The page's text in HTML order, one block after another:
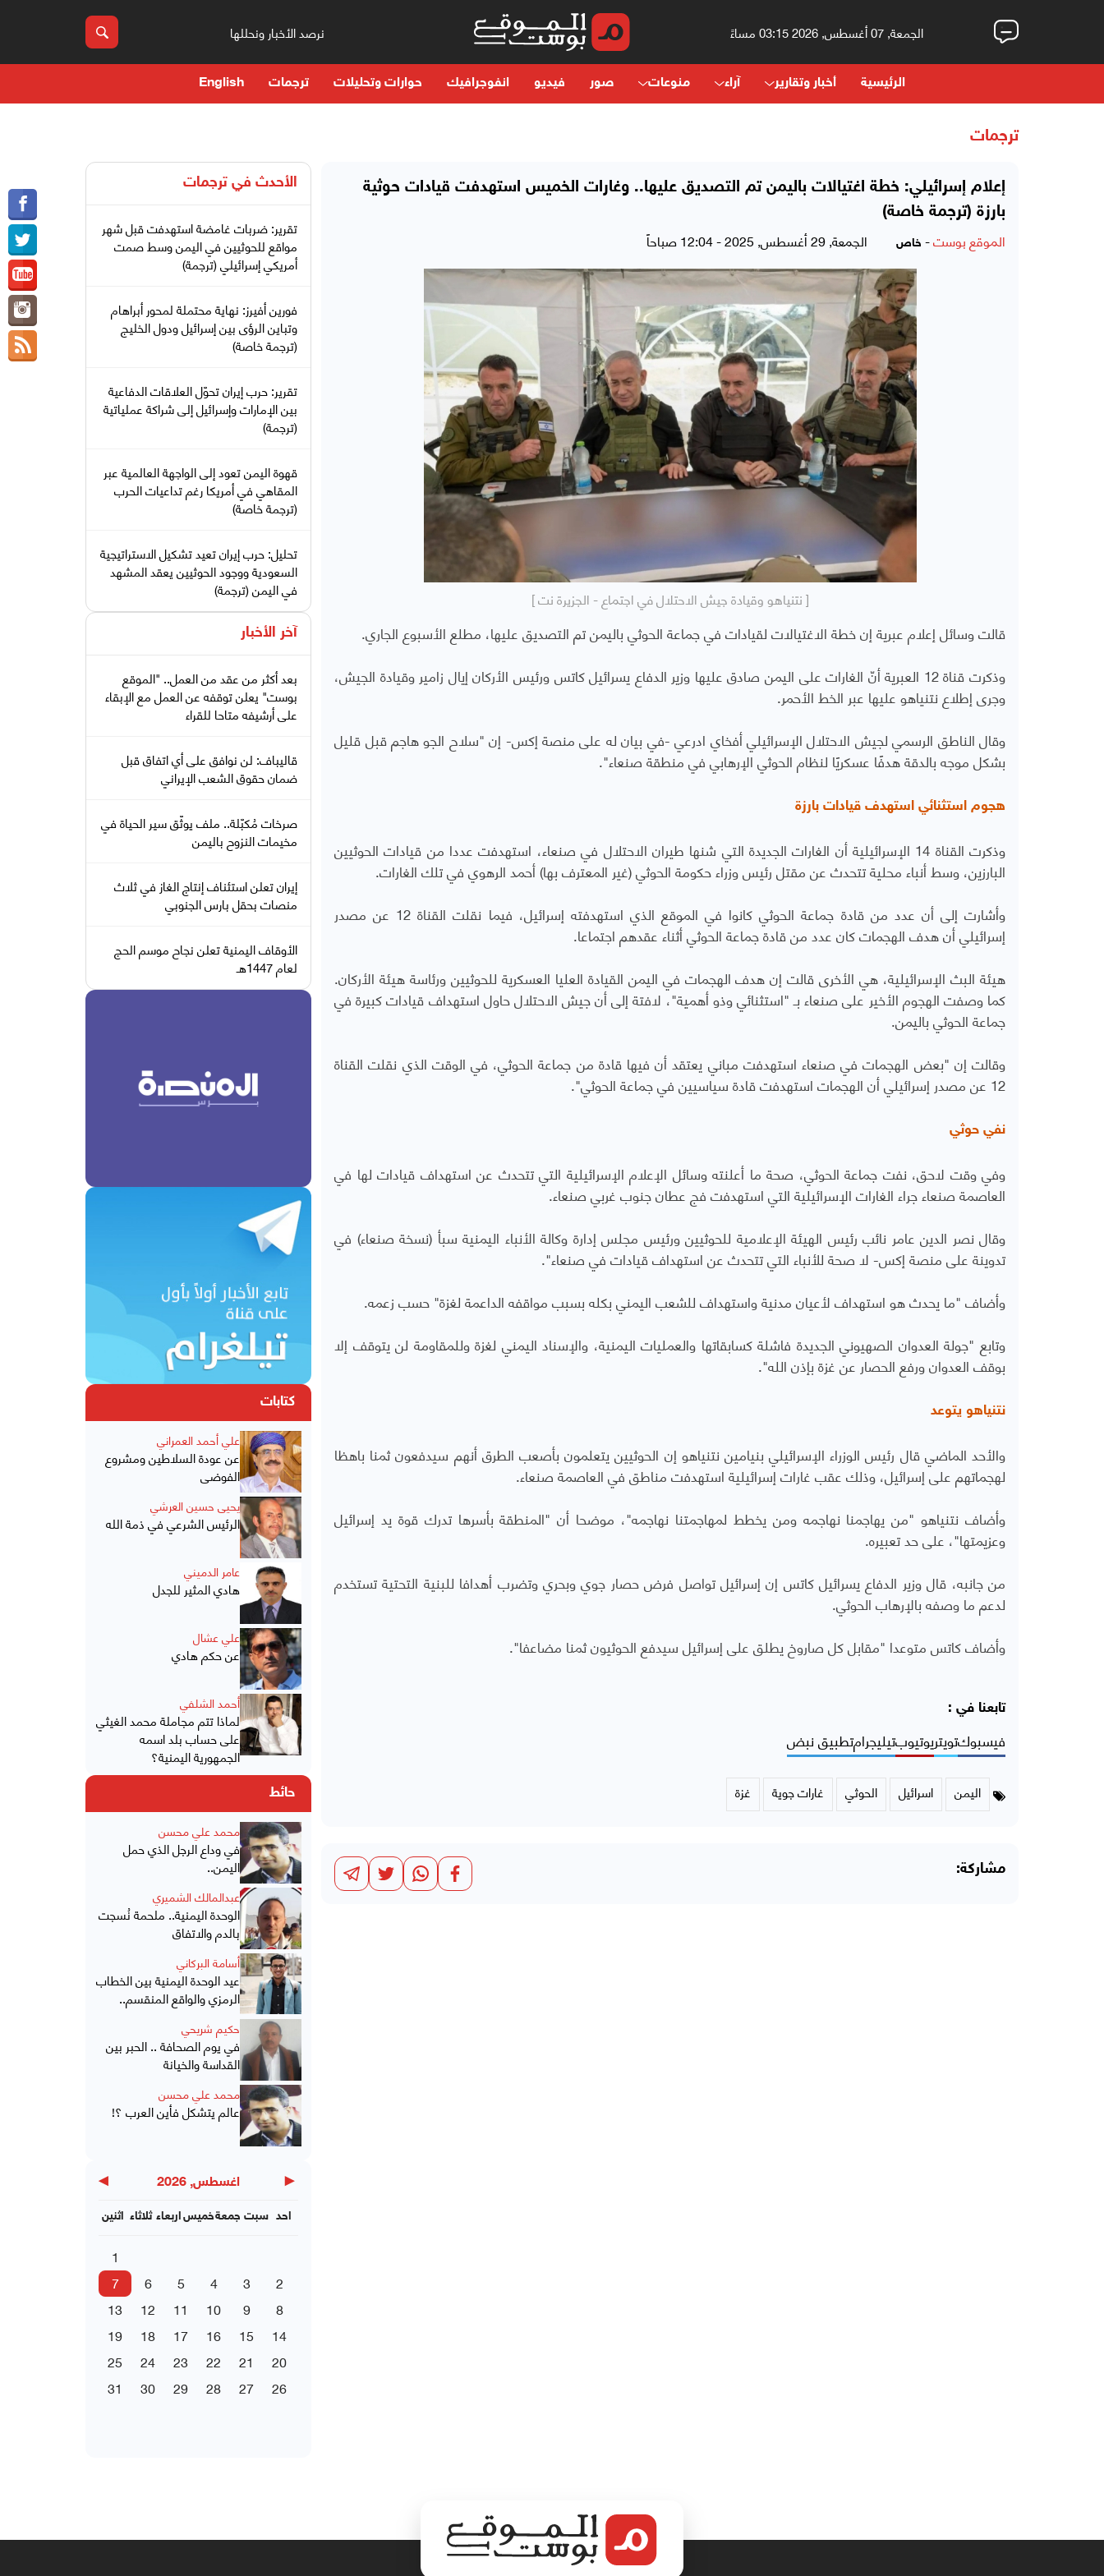
الجمعة, 07 أغسطس, 2026 03:15 مساءً نرصد الأخبار ونحللها
الرئيسية أخبار وتقارير آراء منوعات صور فيديو انفوجرافيك حوارات وتحليلات ترجمات English
ترجمات
إعلام إسرائيلي: خطة اغتيالات باليمن تم التصديق عليها.. وغارات الخميس استهدفت قيادات حوثية
بارزة (ترجمة خاصة)
الموقع بوست- خاص الجمعة, 29 أغسطس, 2025 - 12:04 صباحاً
[ نتنياهو وقيادة جيش الاحتلال في اجتماع - الجزيرة نت ]
قالت وسائل إعلام عبرية إن خطة الاغتيالات لقيادات في جماعة الحوثي باليمن تم التصديق عليها، مطلع الأسبوع الجاري.
وذكرت قناة 12 العبرية أنّ الغارات على اليمن صادق عليها وزير الدفاع يسرائيل كاتس ورئيس الأركان إيال زامير وقيادة الجيش،
وجرى إطلاع نتنياهو عليها عبر الخط الأحمر.
وقال الناطق الرسمي لجيش الاحتلال الإسرائيلي أفخاي ادرعي -في بيان له على منصة إكس- إن "سلاح الجو هاجم قبل قليل
بشكل موجه بالدقة هدفًا عسكريًا لنظام الحوثي الإرهابي في منطقة صنعاء".
هجوم استثنائي استهدف قيادات بارزة
وذكرت القناة 14 الإسرائيلية أن الغارات الجديدة التي شنها طيران الاحتلال في صنعاء، استهدفت عددا من قيادات الحوثيين
البارزين،وسط أنباء محلية تتحدث عن مقتل رئيس وزراء حكومة الحوثي (غير المعترف بها) أحمد الرهوي في تلك الغارات.
وأشارت إلى أن عدد من قادة جماعة الحوثي كانوا في الموقع الذي استهدفته إسرائيل، فيما نقلت القناة 12 عن مصدر
إسرائيلي أن هدف الهجمات كان عدد من قادة جماعة الحوثي أثناء عقدهم اجتماعا.
هيئة البث الإسرائيلية، هي الأخرى قالت إن هدف الهجمات في اليمن القيادة العليا العسكرية للحوثيين ورئاسة هيئة الأركان.
كما وصفت الهجوم الأخير على صنعاء بـ "استثنائي وذو أهمية"، لافتة إلى أن جيش الاحتلال حاول استهداف قيادات كبيرة في
جماعة الحوثي باليمن.
وقالت إن "بعض الهجمات في صنعاء استهدفت مباني يعتقد أن فيها قادة من جماعة الحوثي، في الوقت الذي نقلت القناة
12 عن مصدر إسرائيلي أن الهجمات استهدفت قادة سياسيين في جماعة الحوثي".
نفي حوثي
وفي وقت لاحق، نفت جماعة الحوثي، صحة ما أعلنته وسائل الإعلام الإسرائيلية التي تتحدث عن استهداف قيادات لها في
العاصمة صنعاء جراء الغارات الإسرائيلية التي استهدفت فج عطان جنوب غربي صنعاء.
وقال نصر الدين عامر نائب رئيس الهيئة الإعلامية للحوثيين ورئيس مجلس إدارة وكالة الأنباء اليمنية سبأ (نسخة صنعاء) في
تدوينة على منصة إكس- لا صحة للأنباء التي تتحدث عن استهداف قيادات في صنعاء".
وأضاف "ما يحدث هو استهداف لأعيان مدنية واستهداف للشعب اليمني بكله بسبب مواقفه الداعمة لغزة" حسب زعمه.
وتابع "جولة العدوان الصهيوني الجديدة فاشلة كسابقاتها والعمليات اليمنية، والإسناد اليمني لغزة وللمقاومة لن يتوقف إلا
بوقف العدوان ورفع الحصار عن غزة بإذن الله".
نتنياهو يتوعد
والأحد الماضي قال رئيس الوزراء الإسرائيلي بنيامين نتنياهو إن الحوثيين يتعلمون بأصعب الطرق أنهم سيدفعون ثمنا باهظا
لهجماتهم على إسرائيل، وذلك عقب غارات إسرائيلية استهدفت مناطق في العاصمة صنعاء.
وأضاف نتنياهو "من يهاجمنا نهاجمه ومن يخطط لمهاجمتنا نهاجمه"، موضحا أن "المنطقة بأسرها تدرك قوة يد إسرائيل
وعزيمتها"، على حد تعبيره.
من جانبه، قال وزير الدفاع يسرائيل كاتس إن إسرائيل تواصل فرض حصار جوي وبحري وتضرب أهدافا للبنية التحتية تستخدم
لدعم ما وصفه بالإرهاب الحوثي.
وأضاف كاتس متوعدا "مقابل كل صاروخ يطلق على إسرائيل سيدفع الحوثيون ثمنا مضاعفا".
تابعنا في :
فيسبوكتويتريوتيوبتيليجرامتطبيق نبض
اليمن اسرائيل الحوثي غارات جوية غزة
مشاركة:
الأحدث في ترجمات
تقرير: ضربات غامضة استهدفت قبل شهر
مواقع للحوثيين في اليمن وسط صمت
أمريكي إسرائيلي (ترجمة)
فورين أفيرز: نهاية محتملة لمحور أبراهام
وتباين الرؤى بين إسرائيل ودول الخليج
(ترجمة خاصة)
تقرير: حرب إيران تحوّل العلاقات الدفاعية
بين الإمارات وإسرائيل إلى شراكة عملياتية
(ترجمة)
قهوة اليمن تعود إلى الواجهة العالمية عبر
المقاهي في أمريكا رغم تداعيات الحرب
(ترجمة خاصة)
تحليل: حرب إيران تعيد تشكيل الاستراتيجية
السعودية ووجود الحوثيين يعقد المشهد
في اليمن (ترجمة)
آخر الأخبار
بعد أكثر من عقد من العمل.. "الموقع
بوست" يعلن توقفه عن العمل مع الإبقاء
على أرشيفه متاحا للقراء
قاليباف: لن نوافق على أي اتفاق قبل
ضمان حقوق الشعب الإيراني
صرخات مُكبّلة.. ملف يوثّق سير الحياة في
مخيمات النزوح باليمن
إيران تعلن استئناف إنتاج الغاز في ثلاث
منصات بحقل بارس الجنوبي
الأوقاف اليمنية تعلن نجاح موسم الحج
لعام 1447هـ
كتابات
علي أحمد العمراني
عن عودة السلاطين ومشروع
الفوضى
يحيى حسين العرشي
الرئيس الشرعي في ذمة الله
عامر الدميني
هادي المثير للجدل
علي عشال
عن حكم هادي
أحمد الشلفي
لماذا تتم مجاملة محمد الغيثي
على حساب بلد اسمه
الجمهورية اليمنية؟
حائط
محمد علي محسن
في وداع الرجل الذي حمل
اليمن..
عبدالمالك الشميري
الوحدة اليمنية.. ملحمة نُسجت
بالدم والاتفاق
أسامة البركاني
عيد الوحدة اليمنية بين الخطاب
الرمزي والواقع المنقسم..
حكيم شريحي
في يوم الصحافة .. الحبر بين
القداسة والخيانة
محمد علي محسن
عالم يتشكل فأين العرب ؟!
◀ اغسطس, 2026 ▶
اثنين ثلاثاء اربعاءخميسجمعة سبت احد
1
2
3
4
5
6
7
8
9
10
11
12
13
14
15
16
17
18
19
20
21
22
23
24
25
26
27
28
29
30
31